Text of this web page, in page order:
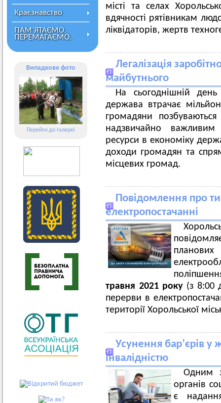
Краєзнавство
ПАМ’ЯТАЄМО.
ПЕРЕМАГАЄМО.
Випадкове фото
Перейти до галереї
місті та селах
вдячності рятівникам
ліквідаторів, жертв
Легалізація
майбутнього
На сьогоднішній
держава втрачає
громадяни
надзвичайно
ресурси в економіку
доходи громадян та
місцевих громад.
Повідомлення про
електропостачанні
травня 2021 року(з 8:00
перерви в
території Хорольської
Усунення бар’єрів у
інвалідністю
Одним з
органів
є